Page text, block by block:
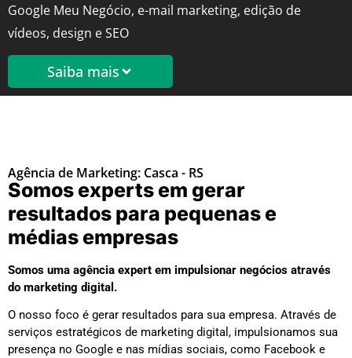
Google Meu Negócio, e-mail marketing, edição de
vídeos, design e SEO
Saiba mais
Agência de Marketing: Casca - RS
Somos experts em gerar
resultados para pequenas e
médias empresas
Somos uma agência expert em impulsionar negócios através
do marketing digital.
O nosso foco é gerar resultados para sua empresa. Através de
serviços estratégicos de marketing digital, impulsionamos sua
presença no Google e nas mídias sociais, como Facebook e